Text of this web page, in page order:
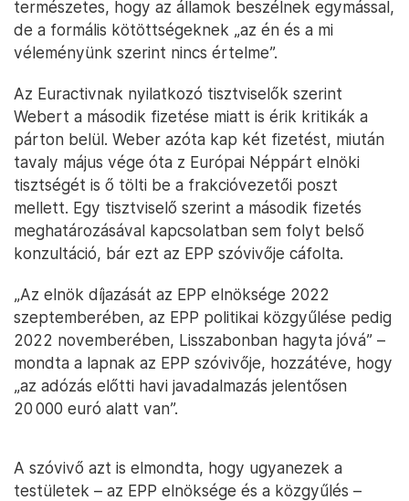
természetes, hogy az államok beszélnek egymással,
de a formális kötöttségeknek „az én és a mi
véleményünk szerint nincs értelme”.
Az Euractivnak nyilatkozó tisztviselők szerint
Webert a második fizetése miatt is érik kritikák a
párton belül. Weber azóta kap két fizetést, miután
tavaly május vége óta z Európai Néppárt elnöki
tisztségét is ő tölti be a frakcióvezetői poszt
mellett. Egy tisztviselő szerint a második fizetés
meghatározásával kapcsolatban sem folyt belső
konzultáció, bár ezt az EPP szóvivője cáfolta.
„Az elnök díjazását az EPP elnöksége 2022
szeptemberében, az EPP politikai közgyűlése pedig
2022 novemberében, Lisszabonban hagyta jóvá” –
mondta a lapnak az EPP szóvivője, hozzátéve, hogy
„az adózás előtti havi javadalmazás jelentősen
20 000 euró alatt van”.
A szóvivő azt is elmondta, hogy ugyanezek a
testületek – az EPP elnöksége és a közgyűlés –